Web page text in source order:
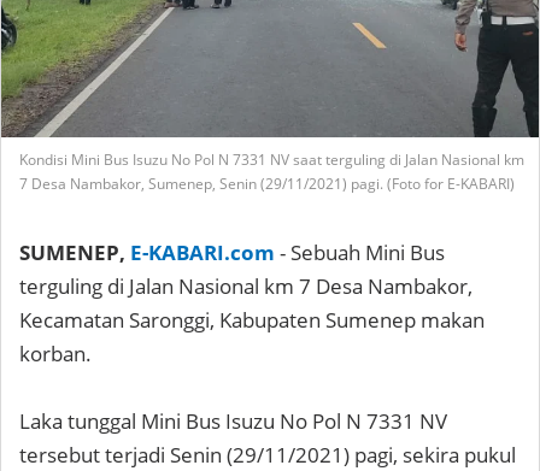
Kondisi Mini Bus Isuzu No Pol N 7331 NV saat terguling di Jalan Nasional km
7 Desa Nambakor, Sumenep, Senin (29/11/2021) pagi. (Foto for E-KABARI)
SUMENEP, E-KABARI.com - Sebuah Mini Bus
terguling di Jalan Nasional km 7 Desa Nambakor,
Kecamatan Saronggi, Kabupaten Sumenep makan
korban.
Laka tunggal Mini Bus Isuzu No Pol N 7331 NV
tersebut terjadi Senin (29/11/2021) pagi, sekira pukul